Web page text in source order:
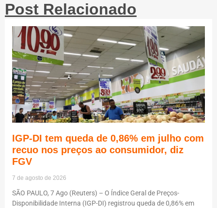
Post Relacionado
IGP-DI tem queda de 0,86% em julho com
recuo nos preços ao consumidor, diz
FGV
7 de agosto de 2026
SÃO PAULO, 7 Ago (Reuters) – O Índice Geral de Preços-
Disponibilidade Interna (IGP-DI) registrou queda de 0,86% em